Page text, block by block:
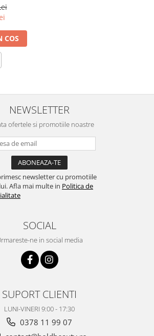
ml
COS
NEWSLETTER
ofertele si promotiile noastre
newsletter cu promotiile
Afla mai multe in Politica de
SOCIAL
ne in social media
SUPORT CLIENTI
LUNI-VINERI 9:00 - 17:30
0378 11 99 07